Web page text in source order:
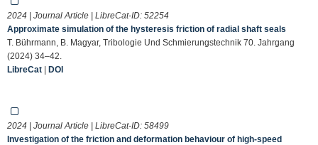
2024 | Journal Article | LibreCat-ID: 52254
Approximate simulation of the hysteresis friction of radial shaft seals
T. Bührmann, B. Magyar, Tribologie Und Schmierungstechnik 70. Jahrgang
(2024) 34–42.
LibreCat | DOI
2024 | Journal Article | LibreCat-ID: 58499
Investigation of the friction and deformation behaviour of high-speed